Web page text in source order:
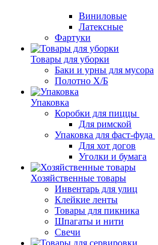
Виниловые
Латексные
Фартуки
Товары для уборки
Баки и урны для мусора
Полотно Х/Б
Упаковка
Коробки для пиццы
Для римской
Упаковка для фаст-фуда
Для хот догов
Уголки и бумага
Хозяйственные товары
Инвентарь для улиц
Клейкие ленты
Товары для пикника
Шпагаты и нити
Свечи